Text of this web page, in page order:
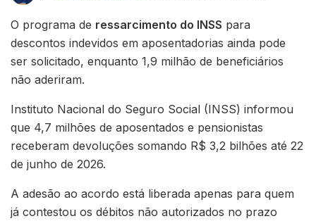
O programa de ressarcimento do INSS para
descontos indevidos em aposentadorias ainda pode
ser solicitado, enquanto 1,9 milhão de beneficiários
não aderiram.
Instituto Nacional do Seguro Social (INSS) informou
que 4,7 milhões de aposentados e pensionistas
receberam devoluções somando R$ 3,2 bilhões até 22
de junho de 2026.
A adesão ao acordo está liberada apenas para quem
já contestou os débitos não autorizados no prazo